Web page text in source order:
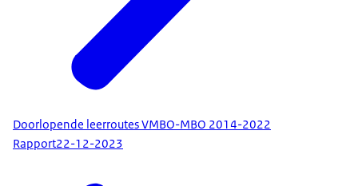
Doorlopende leerroutes VMBO-MBO 2014-2022
Rapport22-12-2023